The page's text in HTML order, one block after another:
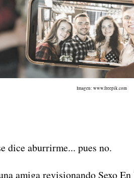
Imagen: www.freepik.com
dice aburrirme... pues no.
amiga revisionando Sexo